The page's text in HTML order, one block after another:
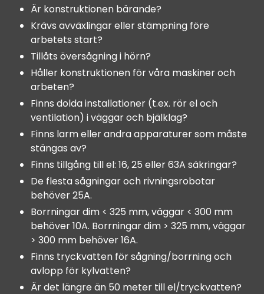
Är konstruktionen bärande?
Krävs avväxlingar eller stämpning före
arbetets start?
Tillåts översågning i hörn?
Håller konstruktionen för våra maskiner och
arbeten?
Finns dolda installationer (t.ex. rör el och
ventilation) i väggar och bjälklag?
Finns larm eller andra apparaturer som måste
stängas av?
Finns tillgång till el: 16, 25 eller 63A säkringar?
De flesta sågningar och rivningsrobotar
behöver 25A.
Borrningar dim < 325 mm, väggar < 300 mm
behöver 10A. Borrningar dim > 325 mm, väggar
> 300 mm behöver 16A.
Finns tryckvatten för sågning/borrning och
avlopp för kylvatten?
Är det längre än 50 meter till el/tryckvatten?